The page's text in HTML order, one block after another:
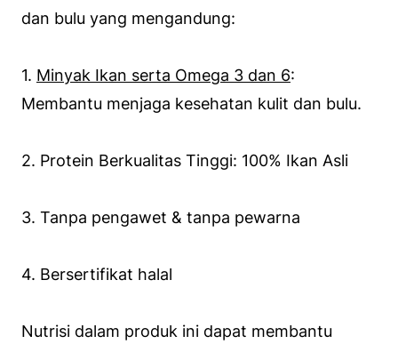
dan bulu yang mengandung:
1. Minyak Ikan serta Omega 3 dan 6:
Membantu menjaga kesehatan kulit dan bulu.
2. Protein Berkualitas Tinggi: 100% Ikan Asli
3. Tanpa pengawet & tanpa pewarna
4. Bersertifikat halal
Nutrisi dalam produk ini dapat membantu